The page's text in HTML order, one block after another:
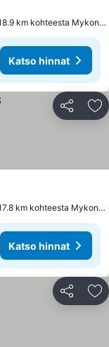
km kohteesta
Katso hinnat
Jaa
km kohteesta
Katso hinnat
Jaa